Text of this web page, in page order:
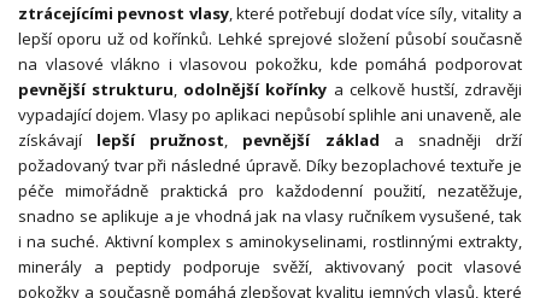
ztrácejícími pevnost vlasy, které potřebují dodat více síly, vitality a
lepší oporu už od kořínků. Lehké sprejové složení působí současně
na vlasové vlákno i vlasovou pokožku, kde pomáhá podporovat
pevnější strukturu, odolnější kořínky a celkově hustší, zdravěji
vypadající dojem. Vlasy po aplikaci nepůsobí splihle ani unaveně, ale
získávají lepší pružnost, pevnější základ a snadněji drží
požadovaný tvar při následné úpravě. Díky bezoplachové textuře je
péče mimořádně praktická pro každodenní použití, nezatěžuje,
snadno se aplikuje a je vhodná jak na vlasy ručníkem vysušené, tak
i na suché. Aktivní komplex s aminokyselinami, rostlinnými extrakty,
minerály a peptidy podporuje svěží, aktivovaný pocit vlasové
pokožky a současně pomáhá zlepšovat kvalitu jemných vlasů, které